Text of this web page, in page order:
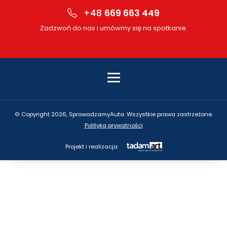
+48 669 663 449
Zadzwoń do nas i umówmy się na spotkanie.
© Copyright 2026, SprowadzamyAuta. Wszystkie prawa zastrzeżone.
Polityka prywatności
Projekt i realizacja: